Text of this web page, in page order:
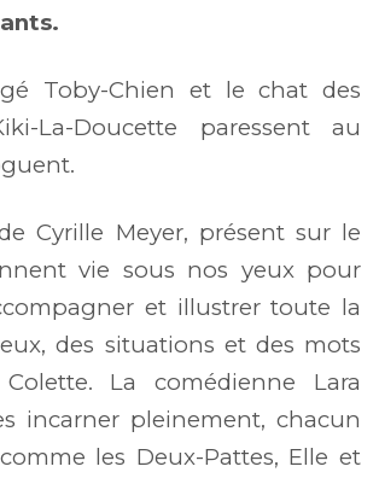
Toby-Chien et le chat des
La-Doucette paressent au
Cyrille Meyer, présent sur le
vie sous nos yeux pour
et illustrer toute la
des situations et des mots
La comédienne Lara
incarner pleinement, chacun
les Deux-Pattes, Elle et